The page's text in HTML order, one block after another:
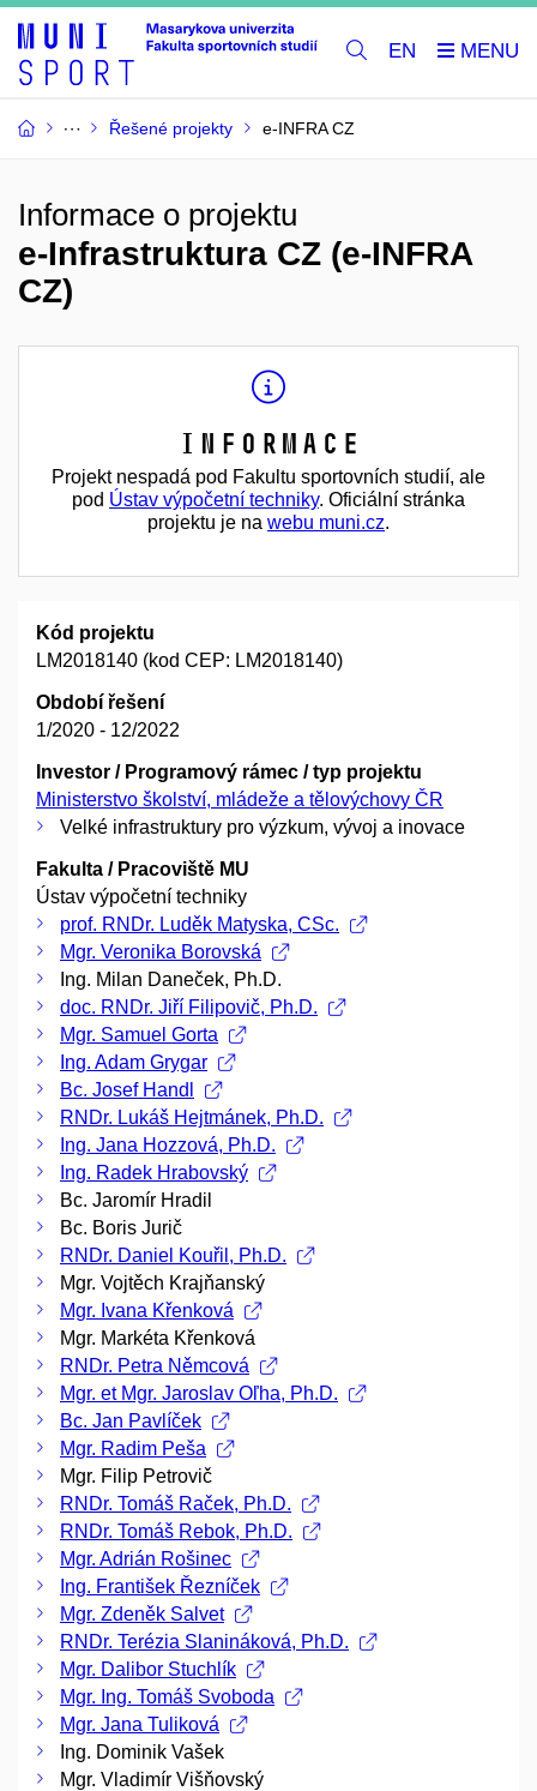
EN
Řešené projekty e-INFRA CZ
Informace o projektu
e-Infrastruktura CZ (e-INFRA
CZ)
Informace
Projekt nespadá pod Fakultu sportovních studií, ale
pod Ústav výpočetní techniky. Oficiální stránka
projektu je na webu muni.cz.
Kód projektu
LM2018140 (kod CEP: LM2018140)
Období řešení
1/2020 - 12/2022
Investor / Programový rámec / typ projektu
Ministerstvo školství, mládeže a tělovýchovy ČR
Velké infrastruktury pro výzkum, vývoj a inovace
Fakulta / Pracoviště MU
Ústav výpočetní techniky
prof. RNDr. Luděk Matyska, CSc.
Mgr. Veronika Borovská
Ing. Milan Daneček, Ph.D.
doc. RNDr. Jiří Filipovič, Ph.D.
Mgr. Samuel Gorta
Ing. Adam Grygar
Bc. Josef Handl
RNDr. Lukáš Hejtmánek, Ph.D.
Ing. Jana Hozzová, Ph.D.
Ing. Radek Hrabovský
Bc. Jaromír Hradil
Bc. Boris Jurič
RNDr. Daniel Kouřil, Ph.D.
Mgr. Vojtěch Krajňanský
Mgr. Ivana Křenková
Mgr. Markéta Křenková
RNDr. Petra Němcová
Mgr. et Mgr. Jaroslav Oľha, Ph.D.
Bc. Jan Pavlíček
Mgr. Radim Peša
Mgr. Filip Petrovič
RNDr. Tomáš Raček, Ph.D.
RNDr. Tomáš Rebok, Ph.D.
Mgr. Adrián Rošinec
Ing. František Řezníček
Mgr. Zdeněk Salvet
RNDr. Terézia Slanináková, Ph.D.
Mgr. Dalibor Stuchlík
Mgr. Ing. Tomáš Svoboda
Mgr. Jana Tuliková
Ing. Dominik Vašek
Mgr. Vladimír Višňovský